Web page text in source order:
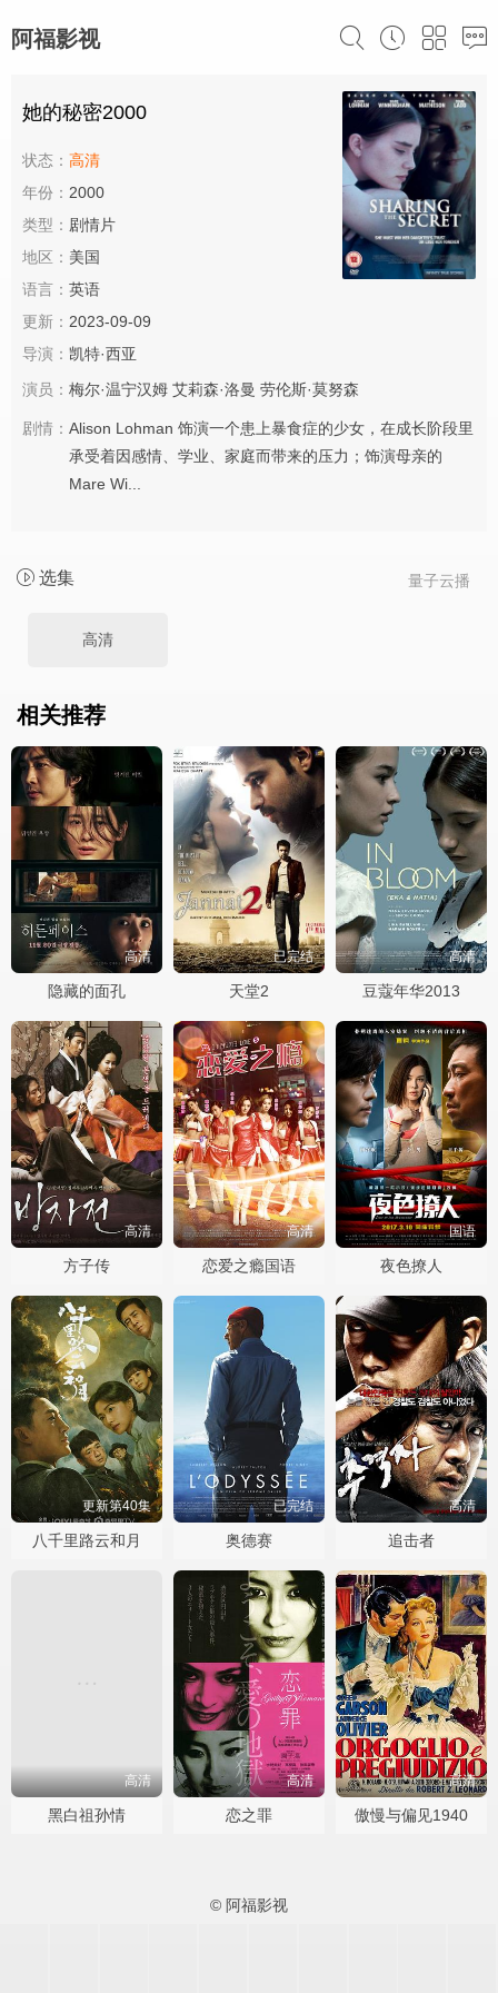
阿福影视
她的秘密2000
状态： 高清
年份： 2000
类型： 剧情片
地区： 美国
语言： 英语
更新： 2023-09-09
导演： 凯特·西亚
演员： 梅尔·温宁汉姆 艾莉森·洛曼 劳伦斯·莫努森
剧情： Alison Lohman 饰演一个患上暴食症的少女，在成长阶段里
承受着因感情、学业、家庭而带来的压力；饰演母亲的
Mare Wi...
量子云播
选集
高清
相关推荐
高清
隐藏的面孔
已完结
天堂2
高清
豆蔻年华2013
高清
方子传
高清
恋爱之瘾国语
国语
夜色撩人
更新第40集
八千里路云和月
已完结
奥德赛
高清
追击者
高清
黑白祖孙情
高清
恋之罪
高清
傲慢与偏见1940
© 阿福影视